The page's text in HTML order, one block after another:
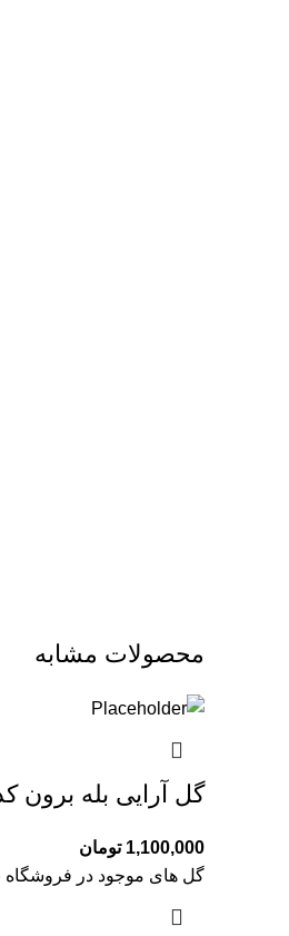
محصولات مشابه
گل آرایی بله برون کد
1,100,000 تومان
گل های موجود در فروشگاه